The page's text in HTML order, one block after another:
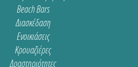
Beach Bars
Διασκέδαση
Ενοικιάσεις
Κρουαζιέρες
Δραστηριότητες